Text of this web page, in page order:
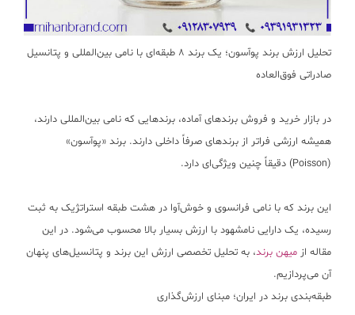
تحلیل ارزش برند پوآسون؛ یک برند ۸ طبقه‌ای با نامی بین‌المللی و پتانسیل
صادراتی فوق‌العاده
در بازار خرید و فروش برندهای آماده، برندهایی که نامی بین‌المللی دارند،
همیشه ارزشی فراتر از برندهای صرفاً داخلی دارند. برند «پوآسون»
(Poisson) دقیقاً چنین ویژگی‌ای دارد.
این برند که با نامی فرانسوی و خوش‌آوا در هشت طبقه استراتژیک به ثبت
رسیده، یک دارایی نامشهود با ارزش بسیار بالا محسوب می‌شود. در این
مقاله از میهن برند، به تحلیل تخصصی ارزش این برند و پتانسیل‌های پنهان
آن می‌پردازیم.
طبقه‌بندی برند در ایران؛ مبنای ارزش‌گذاری